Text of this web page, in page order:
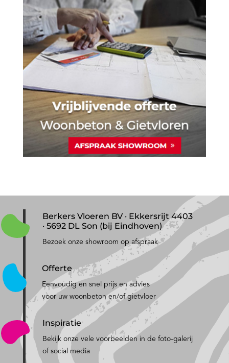
Berkers Vloeren BV · Ekkersrijt 4403
· 5692 DL Son (bij Eindhoven)
Bezoek onze showroom op afspraak
Offerte
Eenvoudig en snel prijs en advies
voor uw woonbeton en/of gietvloer
Inspiratie
Bekijk onze vele voorbeelden in de foto-galerij
of social media